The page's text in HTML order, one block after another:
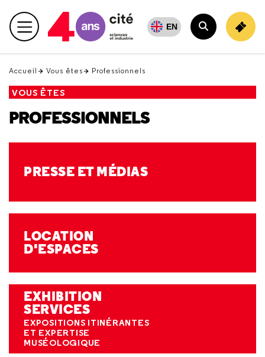
en
haut Menu principal EN
Rechercher
Accueil Vous êtes Professionnels
VOUS ÊTES
PROFESSIONNELS
PRESSE ET MÉDIAS
LOCATION
D'ESPACES
EXHIBITION
SERVICES
EXPOSITIONS ITINÉRANTES
ET EXPERTISE
MUSÉOLOGIQUE